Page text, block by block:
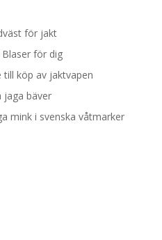
för jakt
för dig
till köp av jaktvapen
jaga bäver
mink i svenska våtmarker